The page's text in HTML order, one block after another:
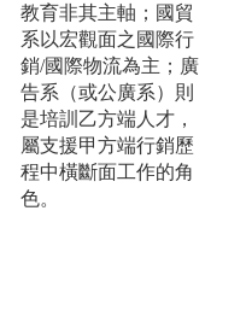
教育非其主軸；國貿
系以宏觀面之國際行
銷/國際物流為主；廣
告系（或公廣系）則
是培訓乙方端人才，
屬支援甲方端行銷歷
程中橫斷面工作的角
色。